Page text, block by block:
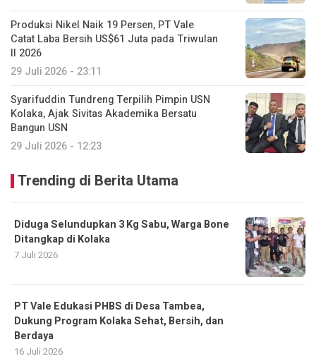
Produksi Nikel Naik 19 Persen, PT Vale
Catat Laba Bersih US$61 Juta pada Triwulan
II 2026
29 Juli 2026 - 23:11
Syarifuddin Tundreng Terpilih Pimpin USN
Kolaka, Ajak Sivitas Akademika Bersatu
Bangun USN
29 Juli 2026 - 12:23
Trending di Berita Utama
Diduga Selundupkan 3 Kg Sabu, Warga Bone
Ditangkap di Kolaka
7 Juli 2026
PT Vale Edukasi PHBS di Desa Tambea,
Dukung Program Kolaka Sehat, Bersih, dan
Berdaya
16 Juli 2026